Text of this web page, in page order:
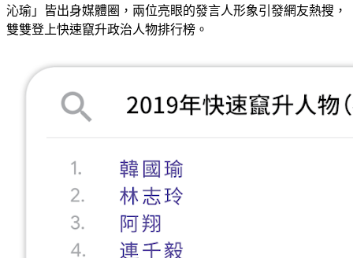
沁瑜」皆出身媒體圈，兩位亮眼的發言人形象引發網友熱搜，
雙雙登上快速竄升政治人物排行榜。